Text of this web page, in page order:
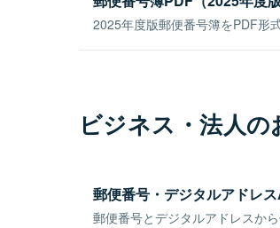
2025年度版郵便番号簿をPDF形
ビジネス・法人
郵便番号・デジタルアドレ
郵便番号とデジタルアドレスか